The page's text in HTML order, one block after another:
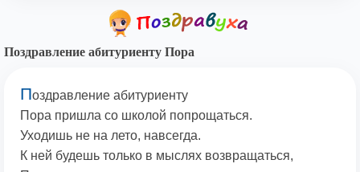
Поздравление абитуриенту Пора
Поздравление абитуриенту
Пора пришла со школой попрощаться.
Уходишь не на лето, навсегда.
К ней будешь только в мыслях возвращаться,